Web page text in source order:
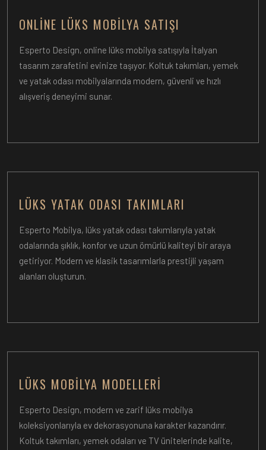
ONLINE LÜKS MOBILYA SATIŞI
Esperto Design, online lüks mobilya satışıyla İtalyan
tasarım zarafetini evinize taşıyor. Koltuk takımları, yemek
ve yatak odası mobilyalarında modern, güvenli ve hızlı
alışveriş deneyimi sunar.
LÜKS YATAK ODASI TAKIMLARI
Esperto Mobilya, lüks yatak odası takımlarıyla yatak
odalarında şıklık, konfor ve uzun ömürlü kaliteyi bir araya
getiriyor. Modern ve klasik tasarımlarla prestijli yaşam
alanları oluşturun.
LÜKS MOBILYA MODELLERI
Esperto Design, modern ve zarif lüks mobilya
koleksiyonlarıyla ev dekorasyonuna karakter kazandırır.
Koltuk takımları, yemek odaları ve TV ünitelerinde kalite,